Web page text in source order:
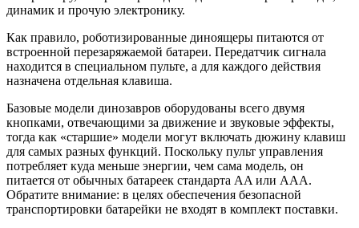
динамик и прочую электронику.
Как правило, роботизированные диноящеры питаются от
встроенной перезаряжаемой батареи. Передатчик сигнала
находится в специальном пульте, а для каждого действия
назначена отдельная клавиша.
Базовые модели динозавров оборудованы всего двумя
кнопками, отвечающими за движение и звуковые эффекты,
тогда как «старшие» модели могут включать дюжину клавиш
для самых разных функций. Поскольку пульт управления
потребляет куда меньше энергии, чем сама модель, он
питается от обычных батареек стандарта AA или AAA.
Обратите внимание: в целях обеспечения безопасной
транспортировки батарейки не входят в комплект поставки.